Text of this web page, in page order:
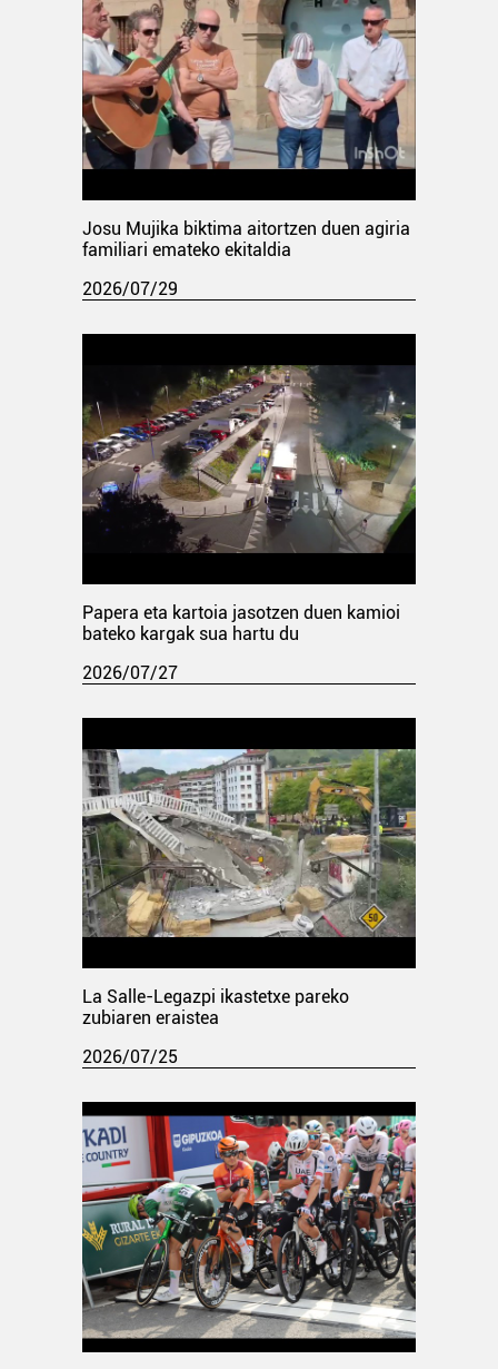
Josu Mujika biktima aitortzen duen agiria
familiari emateko ekitaldia
2026/07/29
Papera eta kartoia jasotzen duen kamioi
bateko kargak sua hartu du
2026/07/27
La Salle-Legazpi ikastetxe pareko
zubiaren eraistea
2026/07/25